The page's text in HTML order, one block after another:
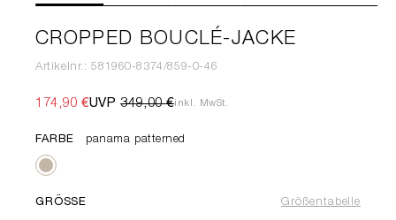
CROPPED BOUCLÉ-JACKE
Artikelnr.: 581960-8374/859-0-46
174,90 €UVP349,00 €inkl. MwSt.
FARBE panama patterned
GRÖSSE Größentabelle